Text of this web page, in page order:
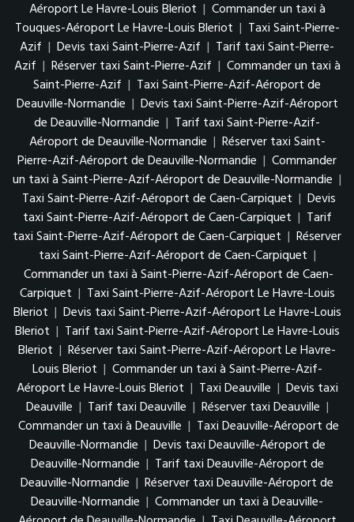
Aéroport Le Havre-Louis Bleriot | Commander un taxi à
Touques-Aéroport Le Havre-Louis Bleriot | Taxi Saint-Pierre-
Azif | Devis taxi Saint-Pierre-Azif | Tarif taxi Saint-Pierre-
Azif | Réserver taxi Saint-Pierre-Azif | Commander un taxi à
Saint-Pierre-Azif | Taxi Saint-Pierre-Azif-Aéroport de
Deauville-Normandie | Devis taxi Saint-Pierre-Azif-Aéroport
de Deauville-Normandie | Tarif taxi Saint-Pierre-Azif-
Aéroport de Deauville-Normandie | Réserver taxi Saint-
Pierre-Azif-Aéroport de Deauville-Normandie | Commander
un taxi à Saint-Pierre-Azif-Aéroport de Deauville-Normandie |
Taxi Saint-Pierre-Azif-Aéroport de Caen-Carpiquet | Devis
taxi Saint-Pierre-Azif-Aéroport de Caen-Carpiquet | Tarif
taxi Saint-Pierre-Azif-Aéroport de Caen-Carpiquet | Réserver
taxi Saint-Pierre-Azif-Aéroport de Caen-Carpiquet |
Commander un taxi à Saint-Pierre-Azif-Aéroport de Caen-
Carpiquet | Taxi Saint-Pierre-Azif-Aéroport Le Havre-Louis
Bleriot | Devis taxi Saint-Pierre-Azif-Aéroport Le Havre-Louis
Bleriot | Tarif taxi Saint-Pierre-Azif-Aéroport Le Havre-Louis
Bleriot | Réserver taxi Saint-Pierre-Azif-Aéroport Le Havre-
Louis Bleriot | Commander un taxi à Saint-Pierre-Azif-
Aéroport Le Havre-Louis Bleriot | Taxi Deauville | Devis taxi
Deauville | Tarif taxi Deauville | Réserver taxi Deauville |
Commander un taxi à Deauville | Taxi Deauville-Aéroport de
Deauville-Normandie | Devis taxi Deauville-Aéroport de
Deauville-Normandie | Tarif taxi Deauville-Aéroport de
Deauville-Normandie | Réserver taxi Deauville-Aéroport de
Deauville-Normandie | Commander un taxi à Deauville-